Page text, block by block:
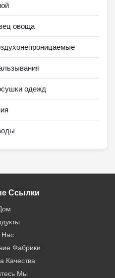
овоща
одежд
Ссылки
Фабрики
Качества
Мы